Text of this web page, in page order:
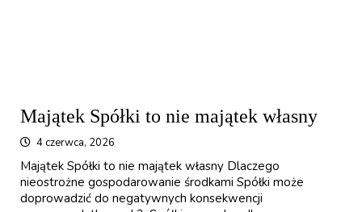
Majątek Spółki to nie majątek własny
4 czerwca, 2026
Majątek Spółki to nie majątek własny Dlaczego
nieostrożne gospodarowanie środkami Spółki może
doprowadzić do negatywnych konsekwencji